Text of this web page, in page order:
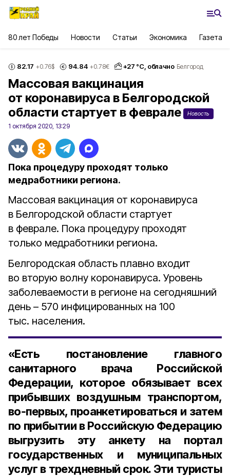
80 лет Победы Новости Статьи Экономика Газета
82.17 +0.76$ 94.84 +0.78€ +27 °С, облачно Белгород
Массовая вакцинация
от коронавируса в Белгородской
области стартует в феврале
Новость
1 октября 2020, 13:29
Пока процедуру проходят только
медработники региона.
Массовая вакцинация от коронавируса
в Белгородской области стартует
в феврале. Пока процедуру проходят
только медработники региона.
Белгородская область плавно входит
во вторую волну коронавируса. Уровень
заболеваемости в регионе на сегодняшний
день – 570 инфицированных на 100
тыс. населения.
«Есть постановление главного
санитарного врача Российской
Федерации, которое обязывает всех
прибывших воздушным транспортом,
во‑первых, проанкетироваться и затем
по прибытии в Российскую Федерацию
выгрузить эту анкету на портал
государственных и муниципальных
услуг в трехдневный срок. Эти туристы